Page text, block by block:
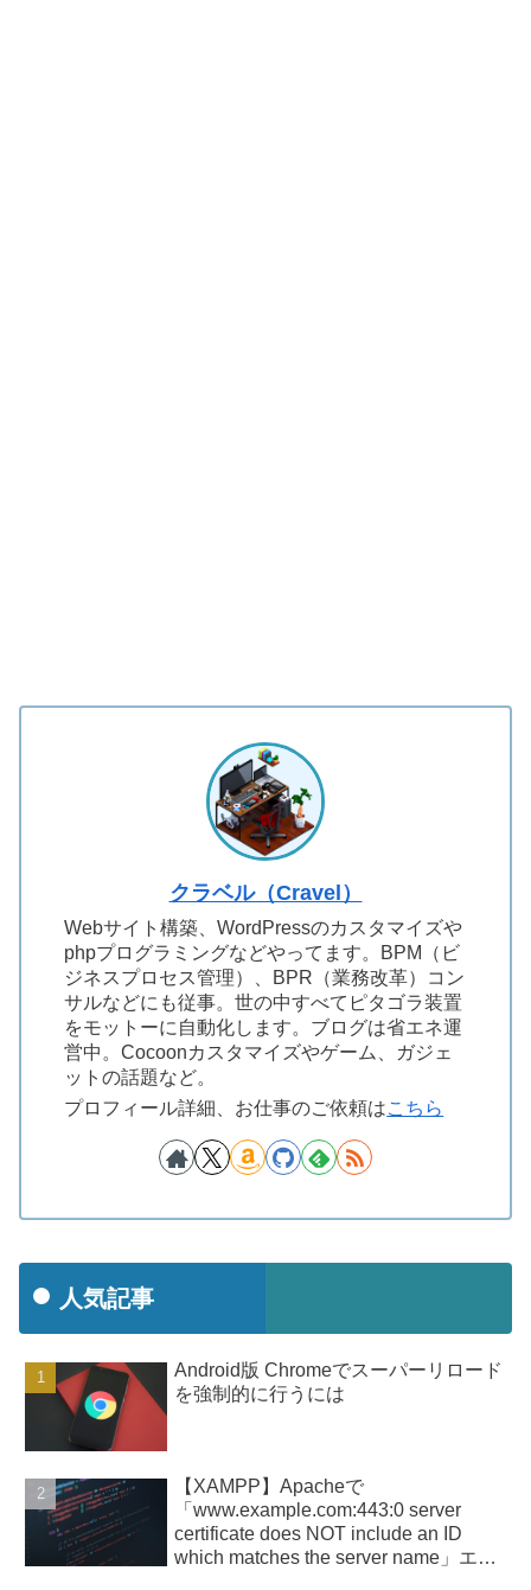
クラベル（Cravel）
Webサイト構築、WordPressのカスタマイズや
phpプログラミングなどやってます。BPM（ビ
ジネスプロセス管理）、BPR（業務改革）コン
サルなどにも従事。世の中すべてピタゴラ装置
をモットーに自動化します。ブログは省エネ運
営中。Cocoonカスタマイズやゲーム、ガジェ
ットの話題など。
プロフィール詳細、お仕事のご依頼はこちら
人気記事
Android版 Chromeでスーパーリロード
を強制的に行うには
【XAMPP】Apacheで
「www.example.com:443:0 server
certificate does NOT include an ID
which matches the server name」エラ